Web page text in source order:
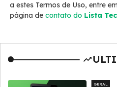
a estes Termos de Uso, entre
página de contato do Lista
GERAL